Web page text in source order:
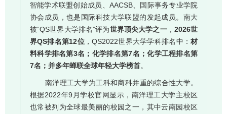
智能学术联盟创始成员、AACSB、国际事务专业学院
协会成员，也是国际科技大学联盟的发起成员。南大
被“QS世界大学排名”评为世界顶尖大学之一， 2026世
界QS排名第12位，QS2022世界大学学科排名中：材
料科学排名第3名；化学排名第7名；化学工程排名第
7名；并多年蝉联全球年轻大学榜首。
南洋理工大学为工科和商科并重的综合性大学。
根据2022年9月学校官网显示，南洋理工大学主校区
也常被列为全球最美丽的校园之一，其中云南园校区